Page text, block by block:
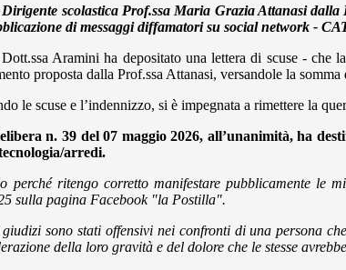
scolastica Prof.ssa Maria Grazia Attanasi
di messaggi diffamatori su social network
Aramini ha depositato una lettera di scuse -
proposta dalla Prof.ssa Attanasi, versandole la somma
le scuse e l’indennizzo, si è impegnata a rimettere la
n. 39 del 07 maggio 2026, all’unanimità, ha
arredi.
perché ritengo corretto manifestare pubblicamente
sulla pagina Facebook "la Postilla".
sono stati offensivi nei confronti di una persona
della loro gravità e del dolore che le stesse